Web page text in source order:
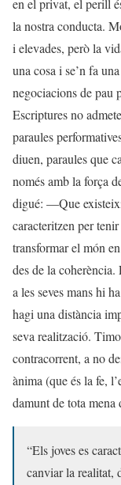
en el privat, el perill
la nostra conducta.
i elevades, però la
una cosa i se’n fa
negociacions de pau
Escriptures no
paraules
diuen, paraules que
només amb la força
digué: —Que
caracteritzen per
transformar el món
des de la coherència.
a les seves mans hi
hagi una distància
seva realització.
contracorrent, a no
ànima (que és la fe,
damunt de tota mena
“Els joves es
canviar la realitat,